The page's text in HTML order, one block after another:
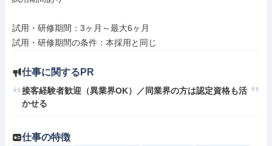
試用・研修期間：3ヶ月～最大6ヶ月
仕事に関するPR
接客経験者歓迎（異業界OK）／同業界の方は認定資格も活
かせる
仕事の特徴